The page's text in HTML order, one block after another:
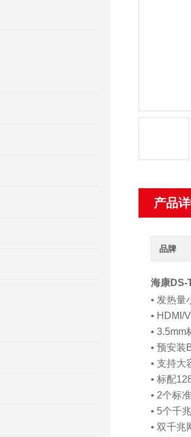
产品
品牌
海康DS-
• 发热
• HDMI/
• 3.5mm
• 预安装
• 支持大
• 标配
• 2个标
• 5个千
• 双千兆